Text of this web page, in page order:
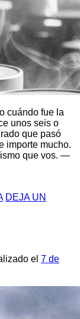
cuándo fue la
unos seis o
que pasó
importe mucho.
que vos. —
DEJA UN
el 7 de